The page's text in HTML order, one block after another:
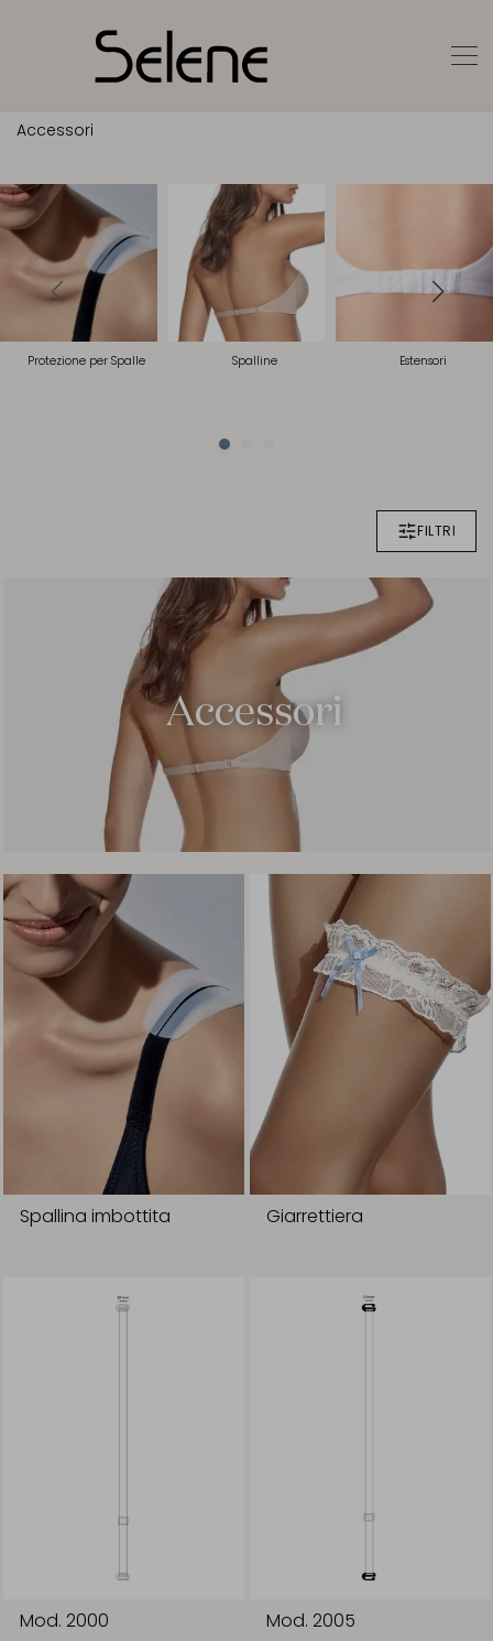
Accessori
Protezione per Spalle Spalline Estensori
FILTRI
Accessori
Spallina imbottita Giarrettiera
Mod. 2000 Mod. 2005